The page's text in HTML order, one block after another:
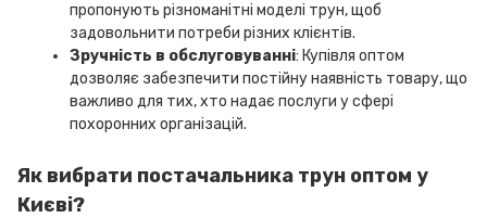
пропонують різноманітні моделі трун, щоб
задовольнити потреби різних клієнтів.
Зручність в обслуговуванні: Купівля оптом
дозволяє забезпечити постійну наявність товару, що
важливо для тих, хто надає послуги у сфері
похоронних організацій.
Як вибрати постачальника трун оптом у
Києві?